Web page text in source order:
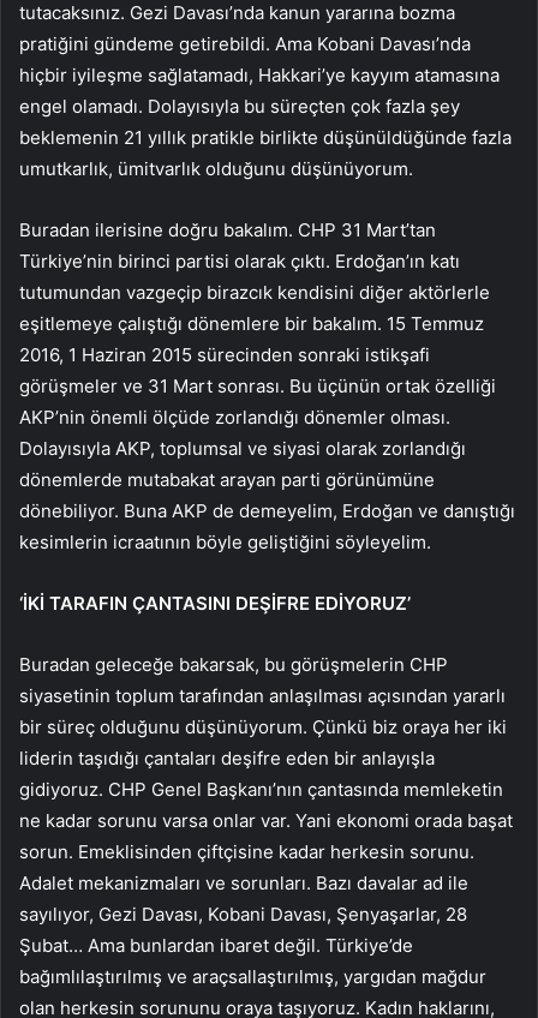
tutacaksınız. Gezi Davası’nda kanun yararına bozma
pratiğini gündeme getirebildi. Ama Kobani Davası’nda
hiçbir iyileşme sağlatamadı, Hakkari’ye kayyım atamasına
engel olamadı. Dolayısıyla bu süreçten çok fazla şey
beklemenin 21 yıllık pratikle birlikte düşünüldüğünde fazla
umutkarlık, ümitvarlık olduğunu düşünüyorum.
Buradan ilerisine doğru bakalım. CHP 31 Mart’tan
Türkiye’nin birinci partisi olarak çıktı. Erdoğan’ın katı
tutumundan vazgeçip birazcık kendisini diğer aktörlerle
eşitlemeye çalıştığı dönemlere bir bakalım. 15 Temmuz
2016, 1 Haziran 2015 sürecinden sonraki istikşafi
görüşmeler ve 31 Mart sonrası. Bu üçünün ortak özelliği
AKP’nin önemli ölçüde zorlandığı dönemler olması.
Dolayısıyla AKP, toplumsal ve siyasi olarak zorlandığı
dönemlerde mutabakat arayan parti görünümüne
dönebiliyor. Buna AKP de demeyelim, Erdoğan ve danıştığı
kesimlerin icraatının böyle geliştiğini söyleyelim.
‘İKİ TARAFIN ÇANTASINI DEŞİFRE EDİYORUZ’
Buradan geleceğe bakarsak, bu görüşmelerin CHP
siyasetinin toplum tarafından anlaşılması açısından yararlı
bir süreç olduğunu düşünüyorum. Çünkü biz oraya her iki
liderin taşıdığı çantaları deşifre eden bir anlayışla
gidiyoruz. CHP Genel Başkanı’nın çantasında memleketin
ne kadar sorunu varsa onlar var. Yani ekonomi orada başat
sorun. Emeklisinden çiftçisine kadar herkesin sorunu.
Adalet mekanizmaları ve sorunları. Bazı davalar ad ile
sayılıyor, Gezi Davası, Kobani Davası, Şenyaşarlar, 28
Şubat… Ama bunlardan ibaret değil. Türkiye’de
bağımlılaştırılmış ve araçsallaştırılmış, yargıdan mağdur
olan herkesin sorununu oraya taşıyoruz. Kadın haklarını,